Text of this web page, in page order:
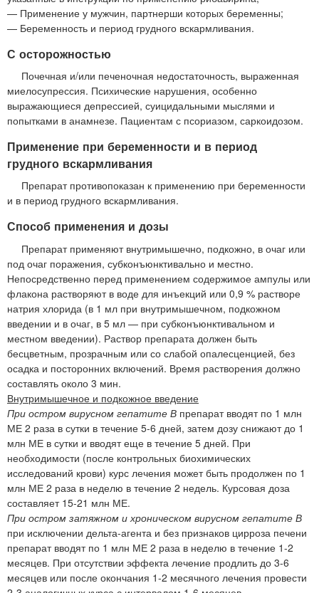
— Применение у мужчин, партнерши которых беременны;
— Беременность и период грудного вскармливания.
С осторожностью
Почечная и/или печеночная недостаточность, выраженная
миелосупрессия. Психические нарушения, особенно
выражающиеся депрессией, суицидальными мыслями и
попытками в анамнезе. Пациентам с псориазом, саркоидозом.
Применение при беременности и в период
грудного вскармливания
Препарат противопоказан к применению при беременности
и в период грудного вскармливания.
Способ применения и дозы
Препарат применяют внутримышечно, подкожно, в очаг или
под очаг поражения, субконъюнктивально и местно.
Непосредственно перед применением содержимое ампулы или
флакона растворяют в воде для инъекций или 0,9 % растворе
натрия хлорида (в 1 мл при внутримышечном, подкожном
введении и в очаг, в 5 мл — при субконъюнктивальном и
местном введении). Раствор препарата должен быть
бесцветным, прозрачным или со слабой опалесценцией, без
осадка и посторонних включений. Время растворения должно
составлять около 3 мин.
Внутримышечное и подкожное введение
При остром вирусном гепатите В препарат вводят по 1 млн
МЕ 2 раза в сутки в течение 5-6 дней, затем дозу снижают до 1
млн МЕ в сутки и вводят еще в течение 5 дней. При
необходимости (после контрольных биохимических
исследований крови) курс лечения может быть продолжен по 1
млн МЕ 2 раза в неделю в течение 2 недель. Курсовая доза
составляет 15-21 млн МЕ.
При остром затяжном и хроническом вирусном гепатите В
при исключении дельта-агента и без признаков цирроза печени
препарат вводят по 1 млн МЕ 2 раза в неделю в течение 1-2
месяцев. При отсутствии эффекта лечение продлить до 3-6
месяцев или после окончания 1-2 месячного лечения провести